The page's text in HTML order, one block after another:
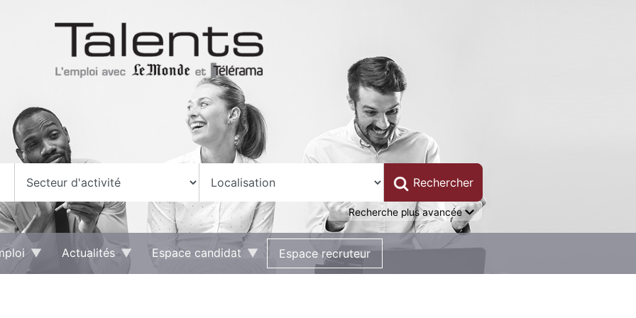
Recherche plus avancée
Actualités Espace candidat Espace recruteur